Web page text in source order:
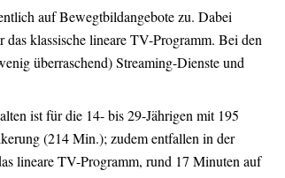
auf Bewegtbildangebote zu. Dabei
klassische lineare TV-Programm. Bei den
überraschend) Streaming-Dienste und
ist für die 14- bis 29-Jährigen mit 195
(214 Min.); zudem entfallen in der
lineare TV-Programm, rund 17 Minuten auf